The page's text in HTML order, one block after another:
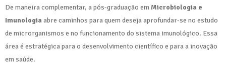
De maneira complementar, a pós-graduação em Microbiologia e
Imunologia abre caminhos para quem deseja aprofundar-se no estudo
de microrganismos e no funcionamento do sistema imunológico. Essa
área é estratégica para o desenvolvimento científico e para a inovação
em saúde.